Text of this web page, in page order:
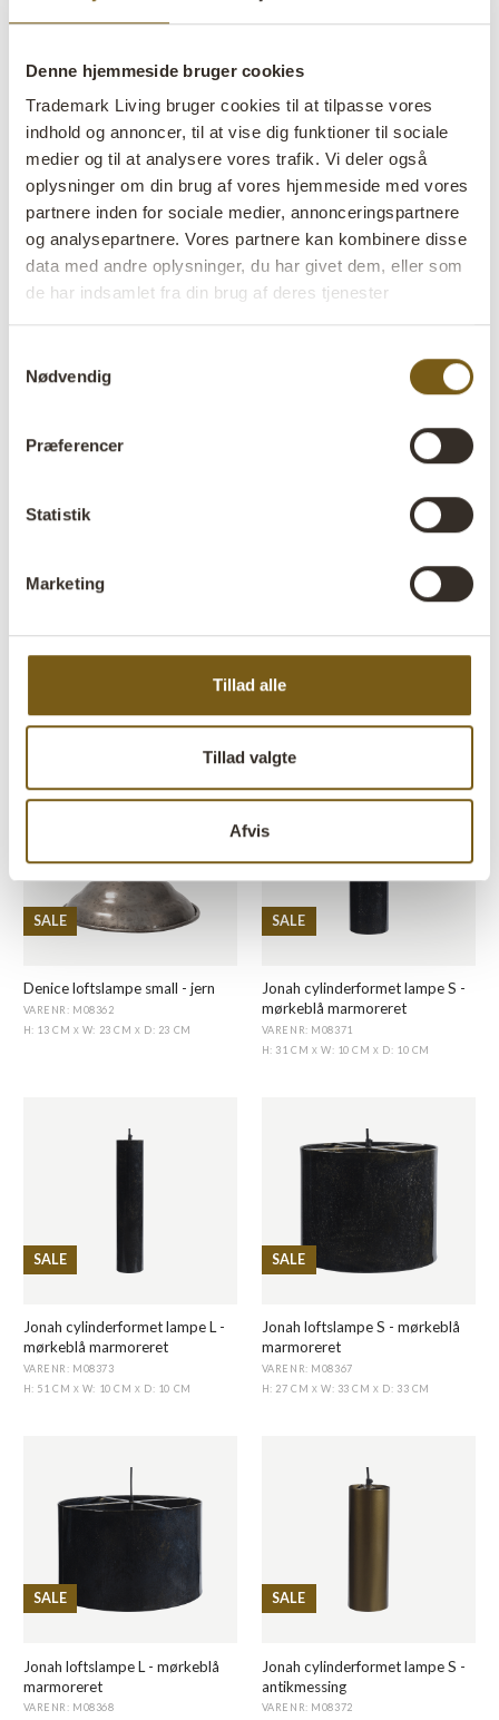
Denne hjemmeside bruger cookies
Trademark Living bruger cookies til at tilpasse vores
indhold og annoncer, til at vise dig funktioner til sociale
medier og til at analysere vores trafik. Vi deler også
oplysninger om din brug af vores hjemmeside med vores
partnere inden for sociale medier, annonceringspartnere
og analysepartnere. Vores partnere kan kombinere disse
data med andre oplysninger, du har givet dem, eller som
de har indsamlet fra din brug af deres tjenester
Nødvendig
Præferencer
Statistik
Marketing
Tillad alle
Tillad valgte
Afvis
SALE
Tulda loftslampe - S
H: 26 CMXW: 41 CM
SALE
Sheen lampe med patineret
D: 52 CM
VARENR: M08382
SALE
Denice loftslampe small - jern
VARENR: M08362
H: 13 CM X W: 23 CM X D: 23 CM
SALE
Jonah cylinderformet lampe S -
mørkeblå marmoreret
VARENR: M08371
H: 31 CM X W: 10 CMX D: 10 CM
SALE
Jonah cylinderformet lampe L -
mørkeblå marmoreret
VARENR: M08373
H: 51 CM X W: 10 CM X D: 10 CM
SALE
Jonah loftslampe S - mørkeblå
marmoreret
VARENR: M08367
H: 27 CM X W: 33 CMX D: 33 CM
SALE
Jonah loftslampe L - mørkeblå
marmoreret
VARENR: M08368
SALE
Jonah cylinderformet lampe S -
antikmessing
VARENR: M08372